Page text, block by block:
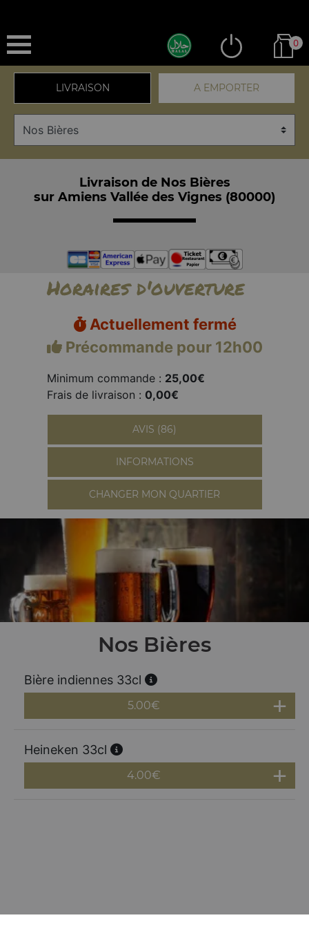
0
LIVRAISON A EMPORTER
Livraison de Nos Bières
sur Amiens Vallée des Vignes (80000)
Horaires d'ouverture
Actuellement fermé
Précommande pour 12h00
Minimum commande : 25,00€
Frais de livraison : 0,00€
AVIS (86)
INFORMATIONS
CHANGER MON QUARTIER
Nos Bières
Bière indiennes 33cl
5.00€
Heineken 33cl
4.00€